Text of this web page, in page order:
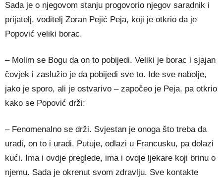
Sada je o njegovom stanju progovorio njegov saradnik i
prijatelj, voditelj Zoran Pejić Peja, koji je otkrio da je
Popović veliki borac.
– Molim se Bogu da on to pobijedi. Veliki je borac i sjajan
čovjek i zaslužio je da pobijedi sve to. Ide sve nabolje,
jako je sporo, ali je ostvarivo – započeo je Peja, pa otkrio
kako se Popović drži:
– Fenomenalno se drži. Svjestan je onoga što treba da
uradi, on to i uradi. Putuje, odlazi u Francusku, pa dolazi
kući. Ima i ovdje preglede, ima i ovdje ljekare koji brinu o
njemu. Sada je okrenut svom zdravlju. Sve kontakte